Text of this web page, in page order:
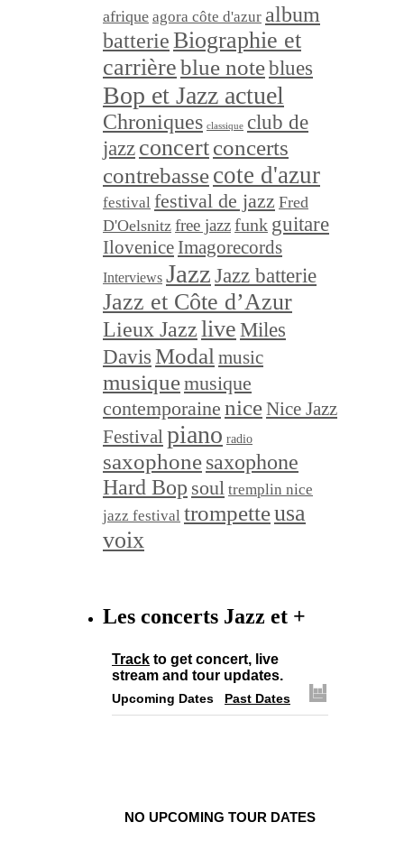
afrique agora côte d'azur album
batterieBiographie et
carrièreblue noteblues
Bop et Jazz actuel
Chroniques classique club de
jazz concertconcerts
contrebassecote d'azur
festival festival de jazz Fred
D'Oelsnitz free jazzfunk guitare
Ilovenice Imagorecords
Interviews Jazz Jazz batterie
Jazz et Côte d’Azur
Lieux Jazzlive Miles
Davis Modal music
musiquemusique
contemporaine niceNice Jazz
Festivalpiano radio
saxophonesaxophone
Hard Bop soul tremplin nice
jazz festival trompetteusa
voix
Les concerts Jazz et +
Track to get concert, live
stream and tour updates.
Upcoming Dates Past Dates
NO UPCOMING TOUR DATES